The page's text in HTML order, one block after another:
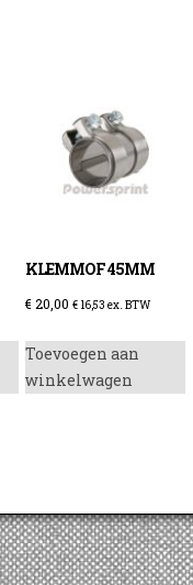
KLEMMOF 45MM
€20,00 €16,53 ex. BTW
Toevoegen aan
winkelwagen